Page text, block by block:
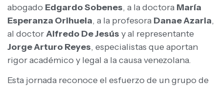
abogado Edgardo Sobenes, a la doctora María
Esperanza Orihuela, a la profesora Danae Azaria,
al doctorAlfredo De Jesús y al representante
Jorge Arturo Reyes, especialistas que aportan
rigor académico y legal a la causa venezolana.
Esta jornada reconoce el esfuerzo de un grupo de